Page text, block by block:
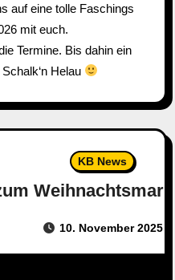
auf eine tolle Faschings
mit euch.
Termine. Bis dahin ein
Helau
KB News
10. November 2025